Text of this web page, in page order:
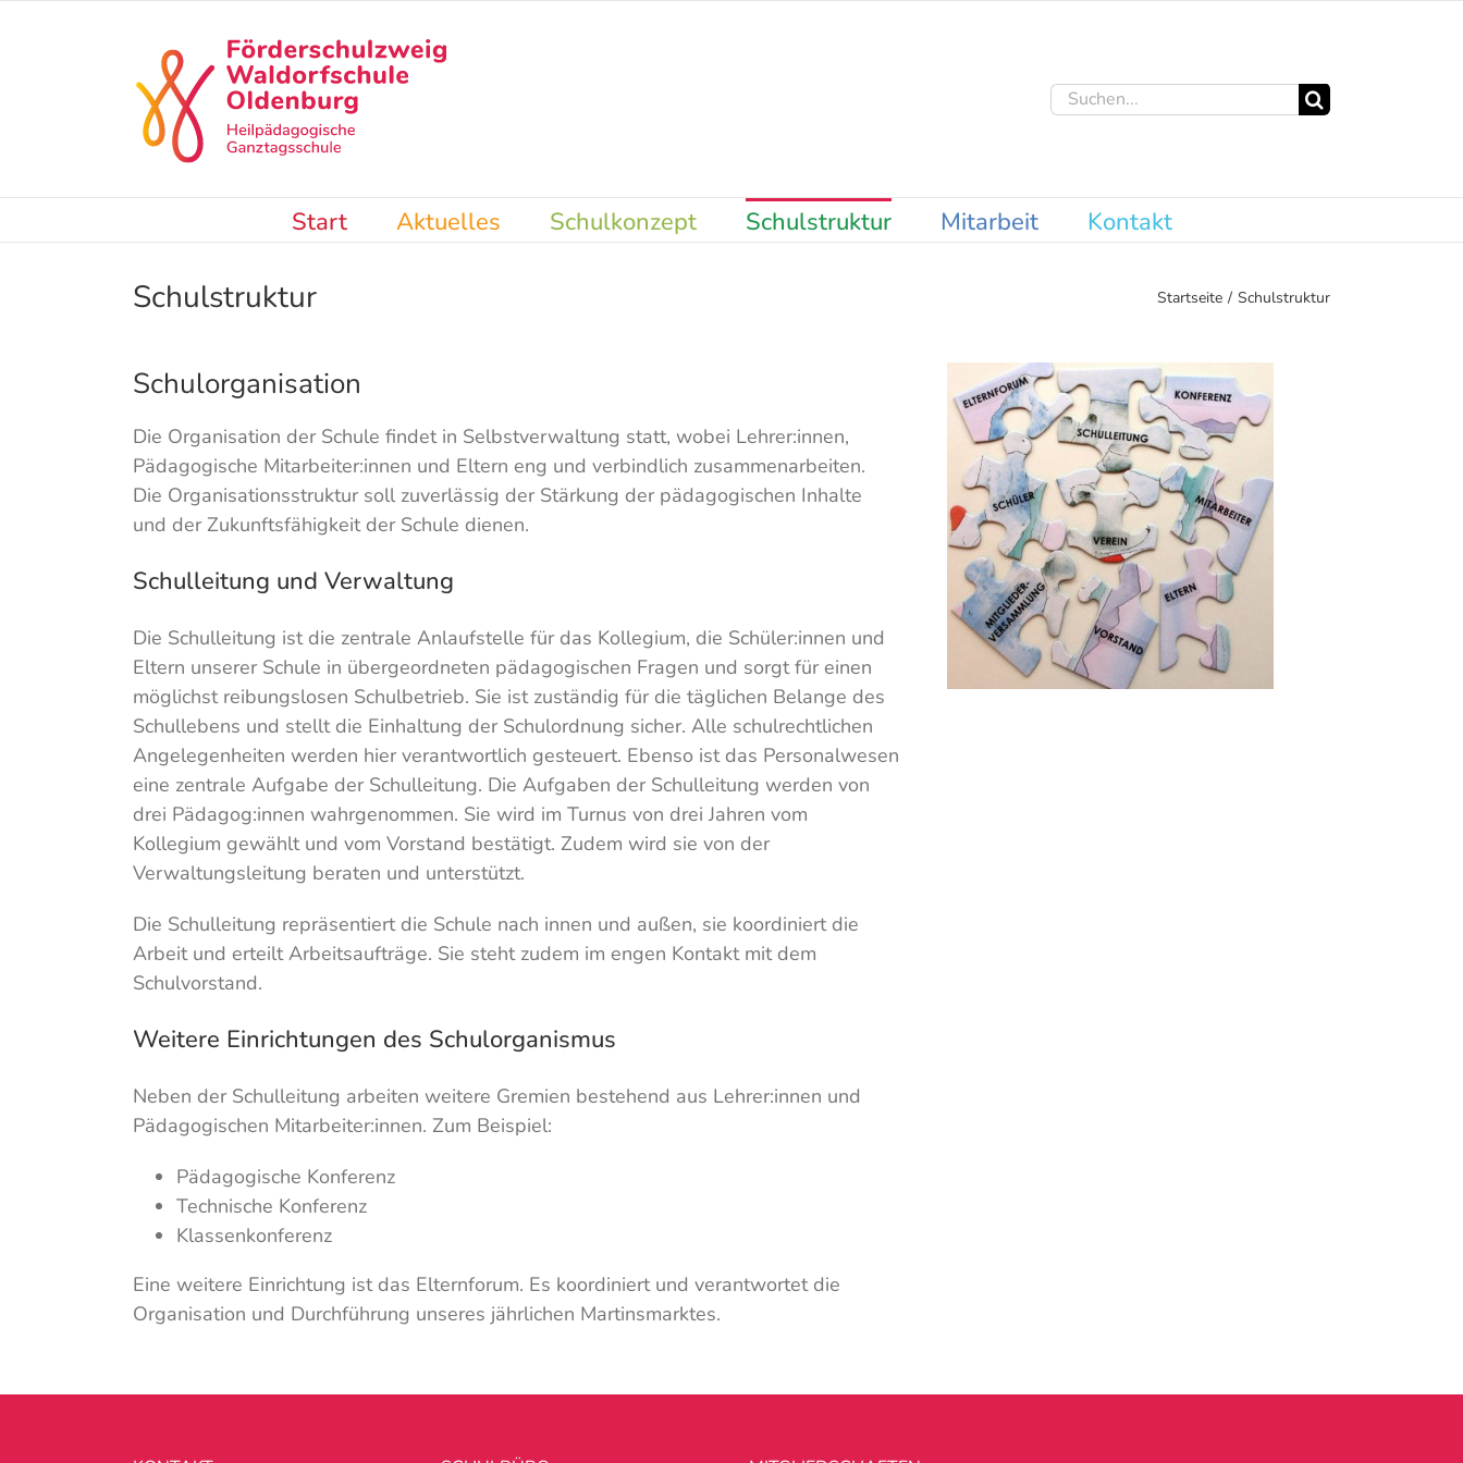
Suche
Start Aktuelles Schulkonzept Schulstruktur Mitarbeit Kontakt
Schulstruktur Startseite Schulstruktur
Schulorganisation
Die Organisation der Schule findet in Selbstverwaltung statt, wobei Lehrer:innen,
Pädagogische Mitarbeiter:innen und Eltern eng und verbindlich zusammenarbeiten.
Die Organisationsstruktur soll zuverlässig der Stärkung der pädagogischen Inhalte
und der Zukunftsfähigkeit der Schule dienen.
Schulleitung und Verwaltung
Die Schulleitung ist die zentrale Anlaufstelle für das Kollegium, die Schüler:innen und
Eltern unserer Schule in übergeordneten pädagogischen Fragen und sorgt für einen
möglichst reibungslosen Schulbetrieb. Sie ist zuständig für die täglichen Belange des
Schullebens und stellt die Einhaltung der Schulordnung sicher. Alle schulrechtlichen
Angelegenheiten werden hier verantwortlich gesteuert. Ebenso ist das Personalwesen
eine zentrale Aufgabe der Schulleitung. Die Aufgaben der Schulleitung werden von
drei Pädagog:innen wahrgenommen. Sie wird im Turnus von drei Jahren vom
Kollegium gewählt und vom Vorstand bestätigt. Zudem wird sie von der
Verwaltungsleitung beraten und unterstützt.
Die Schulleitung repräsentiert die Schule nach innen und außen, sie koordiniert die
Arbeit und erteilt Arbeitsaufträge. Sie steht zudem im engen Kontakt mit dem
Schulvorstand.
Weitere Einrichtungen des Schulorganismus
Neben der Schulleitung arbeiten weitere Gremien bestehend aus Lehrer:innen und
Pädagogischen Mitarbeiter:innen. Zum Beispiel:
Pädagogische Konferenz
Technische Konferenz
Klassenkonferenz
Eine weitere Einrichtung ist das Elternforum. Es koordiniert und verantwortet die
Organisation und Durchführung unseres jährlichen Martinsmarktes.